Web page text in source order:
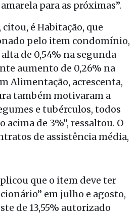
para as próximas”.
é Habitação, que
pelo item condomínio,
de 0,54% na segunda
aumento de 0,26% na
Alimentação, acrescenta,
também motivaram a
e tubérculos, todos
acima de 3%”, ressaltou. O
de assistência média,
que o item deve ter
em julho e agosto,
de 13,55% autorizado